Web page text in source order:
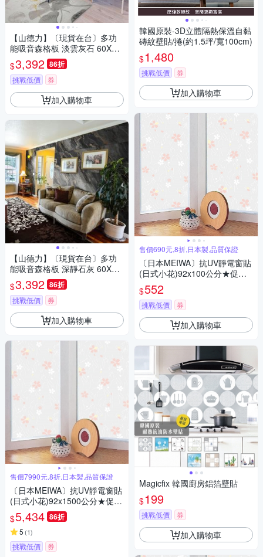
【山德力】〔現貨在台〕多功
能吸音森格板 淡雲灰石 60X60
cm(一箱8片 約0.8坪)
$3,392 86折
挑戰低價 券
加入購物車
【山德力】〔現貨在台〕多功
能吸音森格板 深靜石灰 60X60
cm(一箱8片 約0.8坪)
$3,392 86折
挑戰低價 券
加入購物車
售價7990元,8折,日本製,品質保證
〔日本MEIWA〕抗UV靜電窗貼
(日式小花)92x1500公分★促銷
★
$5,434 86折
5 (1)
挑戰低價 券
韓國原裝-3D立體隔熱保溫自黏
磚紋壁貼/捲(約1.5坪/寬100cm)
$1,480
挑戰低價 券
加入購物車
售價690元,8折,日本製,品質保證
〔日本MEIWA〕抗UV靜電窗貼
(日式小花)92x100公分★促銷
★
$552
挑戰低價 券
加入購物車
Magicfix 韓國廚房鋁箔壁貼
$199
挑戰低價 券
加入購物車